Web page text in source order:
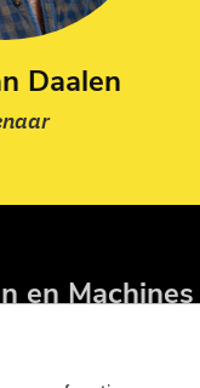
Daalen
en Machines
Transport